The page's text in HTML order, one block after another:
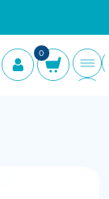
0